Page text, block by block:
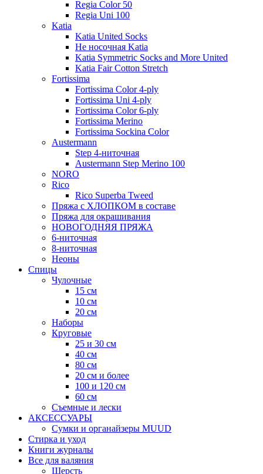
Regia Color 50
Regia Uni 100
Katia
Katia United Socks
Не носочная Katia
Katia Symmetric Socks and More United
Katia Fair Cotton Stretch
Fortissima
Fortissima Color 4-ply
Fortissima Uni 4-ply
Fortissima Color 6-ply
Fortissima Merino
Fortissima Sockina Color
Austermann
Step 4-ниточная
Austermann Step Merino 100
NORO
Rico
Rico Superba Tweed
Пряжа с ХЛОПКОМ в составе
Пряжа для окрашивания
НОВОГОДНЯЯ ПРЯЖА
6-ниточная
8-ниточная
Неоны
Спицы
Чулочные
15 см
10 см
20 см
Наборы
Круговые
25 и 30 см
40 см
80 см
20 см и более
100 и 120 см
60 см
Съемные и лески
АКСЕССУАРЫ
Сумки и органайзеры MUUD
Стирка и уход
Книги журналы
Все для валяния
Шерсть